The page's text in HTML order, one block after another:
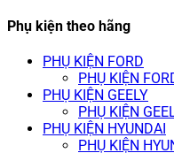
Phụ kiện theo hãng
PHỤ KIỆN FORD
PHỤ KIỆN
PHỤ KIỆN GEELY
PHỤ KIỆN
PHỤ KIỆN HYUNDAI
PHỤ KIỆN